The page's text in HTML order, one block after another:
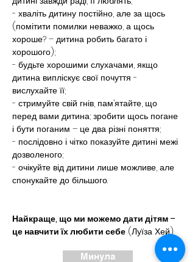
- хваліть дитину постійно, але за щось
(помітити помилки неважко, а щось
хороше? – дитина робить багато і
хорошого);
- будьте хорошими слухачами, якщо
дитина випліскує свої почуття -
вислухайте її;
- стримуйте свій гнів, пам’ятайте, що
перед вами дитина; зробити щось погане
і бути поганим – це два різні поняття;
- послідовно і чітко показуйте дитині межі
дозволеного;
- очікуйте від дитини лише можливе, але
спонукайте до більшого.
Найкраще, що ми можемо дати дітям –
це навчити їх любити себе (Луїза Хей)
Минула